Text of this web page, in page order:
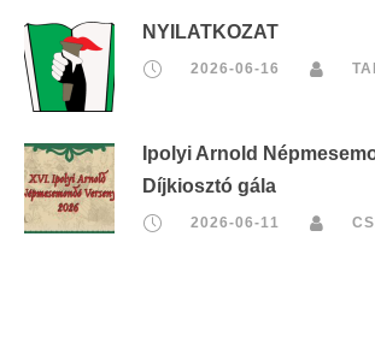
NYILATKOZAT
2026-06-16
Ipolyi Arnold
Díjkiosztó gála
2026-06-11